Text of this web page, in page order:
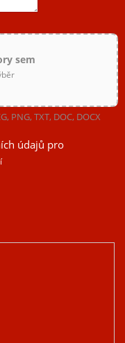
sem
PNG, TXT, DOC, DOCX
údajů pro